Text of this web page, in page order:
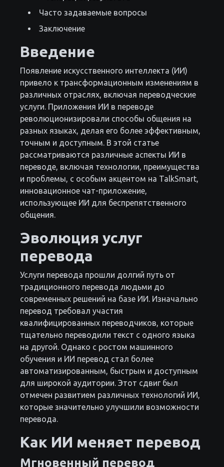
Часто задаваемые вопросы
Заключение
Введение
Появление искусственного интеллекта (ИИ)
привело к трансформационным изменениям в
различных отраслях, включая переводческие
услуги. Приложения ИИ в переводе
революционизировали способы общения на
разных языках, делая его более эффективным,
точным и доступным. В этой статье
рассматриваются различные аспекты ИИ в
переводе, включая технологии, преимущества
и проблемы, с особым акцентом на TalkSmart,
инновационное чат-приложение,
использующее ИИ для беспрепятственного
общения.
Эволюция услуг
перевода
Услуги перевода прошли долгий путь от
традиционного перевода людьми до
современных решений на базе ИИ. Изначально
перевод требовал участия
квалифицированных переводчиков, которые
тщательно переводили текст с одного языка
на другой. Однако с ростом машинного
обучения и ИИ перевод стал более
автоматизированным, быстрым и доступным
для широкой аудитории. Этот сдвиг был
отмечен развитием различных технологий ИИ,
которые значительно улучшили возможности
перевода.
Как ИИ меняет перевод
Мгновенный перевод